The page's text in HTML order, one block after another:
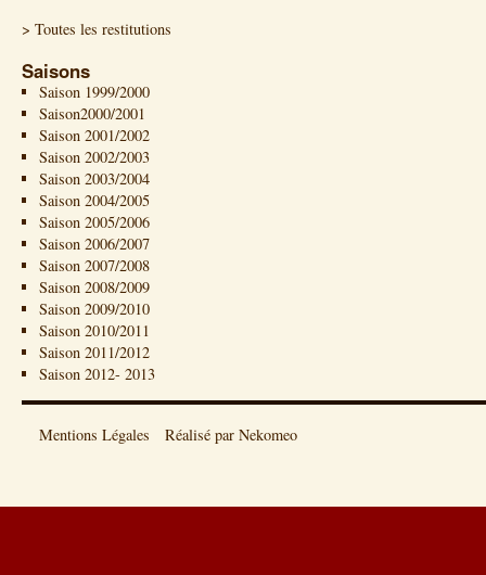
> Toutes les restitutions
Saisons
Saison 1999/2000
Saison2000/2001
Saison 2001/2002
Saison 2002/2003
Saison 2003/2004
Saison 2004/2005
Saison 2005/2006
Saison 2006/2007
Saison 2007/2008
Saison 2008/2009
Saison 2009/2010
Saison 2010/2011
Saison 2011/2012
Saison 2012- 2013
Mentions Légales Réalisé par Nekomeo